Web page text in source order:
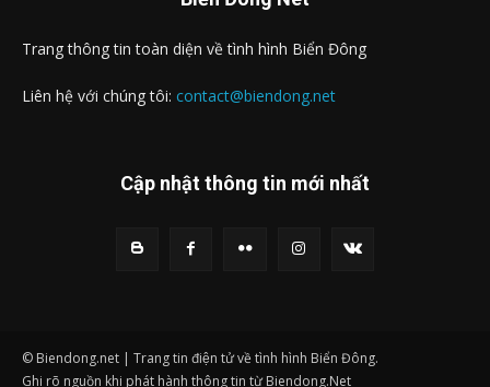
Trang thông tin toàn diện về tình hình Biển Đông
Liên hệ với chúng tôi: contact@biendong.net
Cập nhật thông tin mới nhất
© Biendong.net | Trang tin điện tử về tình hình Biển Đông.
Ghi rõ nguồn khi phát hành thông tin từ Biendong.Net